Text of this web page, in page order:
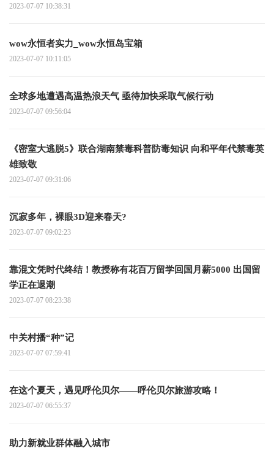
2023-07-07 10:38:31
wow永恒者实力_wow永恒岛宝箱
2023-07-07 10:11:05
全球多地遭遇高温热浪天气 亟待加快采取气候行动
2023-07-07 09:56:04
《密室大逃脱5》联合湖南禁毒科普防毒知识 向和平年代禁毒英
雄致敬
2023-07-07 09:31:06
沉寂多年，裸眼3D迎来春天?
2023-07-07 09:02:23
靠混文凭时代终结！教授称有花百万留学回国月薪5000 出国留
学正在退潮
2023-07-07 08:23:38
中关村播“种”记
2023-07-07 07:59:41
在这个夏天，遇见呼伦贝尔——呼伦贝尔旅游攻略！
2023-07-07 06:55:37
助力新就业群体融入城市